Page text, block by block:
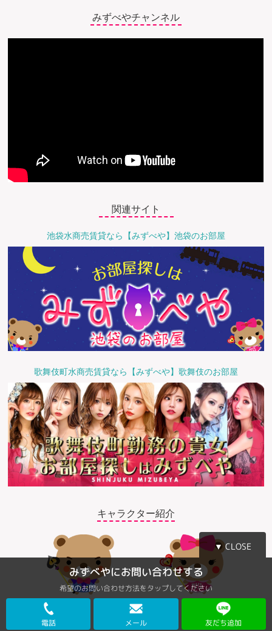
▼ CLOSE
みずべやにお問い合わせする
希望のお問い合わせ方法をタップしてください
電話 メール 友だち追加
みずべやチャンネル
関連サイト
池袋水商売賃貸なら【みずべや】池袋のお部屋
歌舞伎町水商売賃貸なら【みずべや】歌舞伎のお部屋
キャラクター紹介
©2018 みずべや